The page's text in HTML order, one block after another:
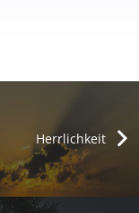
Herrlichkeit